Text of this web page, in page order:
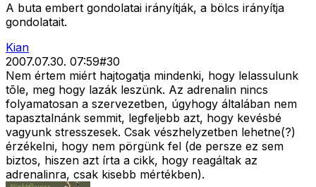
A buta embert gondolatai irányítják, a bölcs irányítja
gondolatait.
Kian
2007.07.30. 07:59#30
Nem értem miért hajtogatja mindenki, hogy lelassulunk
tõle, meg hogy lazák leszünk. Az adrenalin nincs
folyamatosan a szervezetben, úgyhogy általában nem
tapasztalnánk semmit, legfeljebb azt, hogy kevésbé
vagyunk stresszesek. Csak vészhelyzetben lehetne(?)
érzékelni, hogy nem pörgünk fel (de persze ez sem
biztos, hiszen azt írta a cikk, hogy reagáltak az
adrenalinra, csak kisebb mértékben).